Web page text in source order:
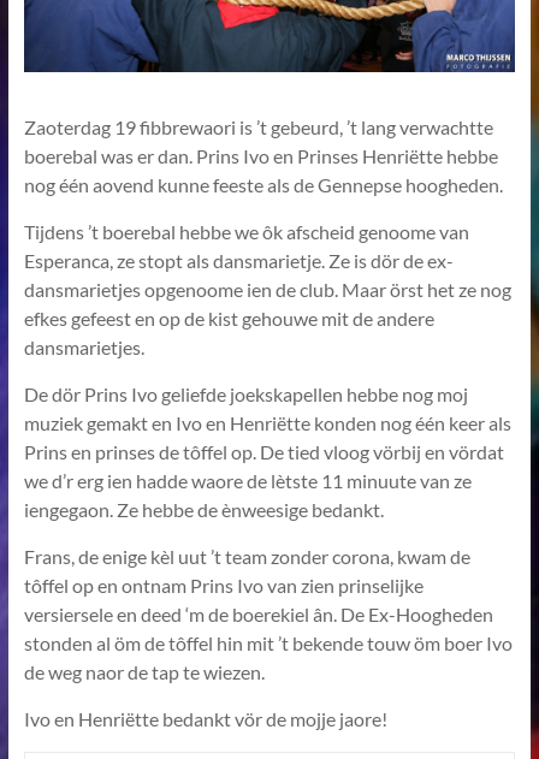
Zaoterdag 19 fibbrewaori is ’t gebeurd, ’t lang verwachtte
boerebal was er dan. Prins Ivo en Prinses Henriëtte hebbe
nog één aovend kunne feeste als de Gennepse hoogheden.
Tijdens ’t boerebal hebbe we ôk afscheid genoome van
Esperanca, ze stopt als dansmarietje. Ze is dör de ex-
dansmarietjes opgenoome ien de club. Maar örst het ze nog
efkes gefeest en op de kist gehouwe mit de andere
dansmarietjes.
De dör Prins Ivo geliefde joekskapellen hebbe nog moj
muziek gemakt en Ivo en Henriëtte konden nog één keer als
Prins en prinses de tôffel op. De tied vloog vörbij en vördat
we d’r erg ien hadde waore de lètste 11 minuute van ze
iengegaon. Ze hebbe de ènweesige bedankt.
Frans, de enige kèl uut ’t team zonder corona, kwam de
tôffel op en ontnam Prins Ivo van zien prinselijke
versiersele en deed ‘m de boerekiel ân. De Ex-Hoogheden
stonden al öm de tôffel hin mit ’t bekende touw öm boer Ivo
de weg naor de tap te wiezen.
Ivo en Henriëtte bedankt vör de mojje jaore!